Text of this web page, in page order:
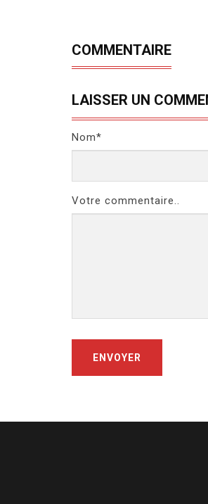
COMMENTAIRE
LAISSER UN
Nom*
Votre commentaire..
ENVOYER